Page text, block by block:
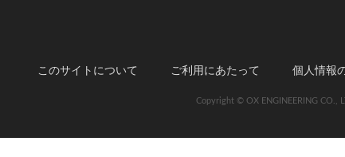
このサイトについて ご利用にあたって 個人情報
Copyright © OX ENGINEERING CO.,